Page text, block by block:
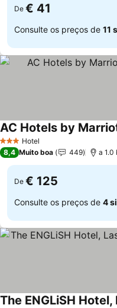
De € 41
Consulte os preços de 11
3 EstrelasHotel
8,4 Muito boa 449 a 1.0
De € 125
Consulte os preços de 4